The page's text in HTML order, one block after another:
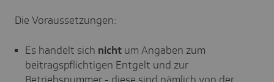
Die Voraussetzungen:
Es handelt sich nicht um Angaben zum
beitragspflichtigen Entgelt und zur